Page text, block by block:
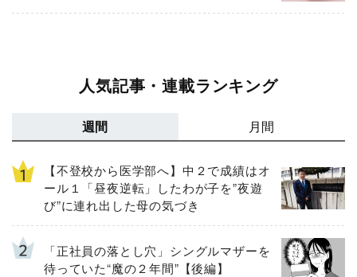
人気記事・連載ランキング
週間 月間
【不登校から医学部へ】中２で成績はオ
ール１「昼夜逆転」したわが子を”夜遊
び”に連れ出した母の気づき
「正社員の落とし穴」シングルマザーを
待っていた“魔の２年間”【後編】